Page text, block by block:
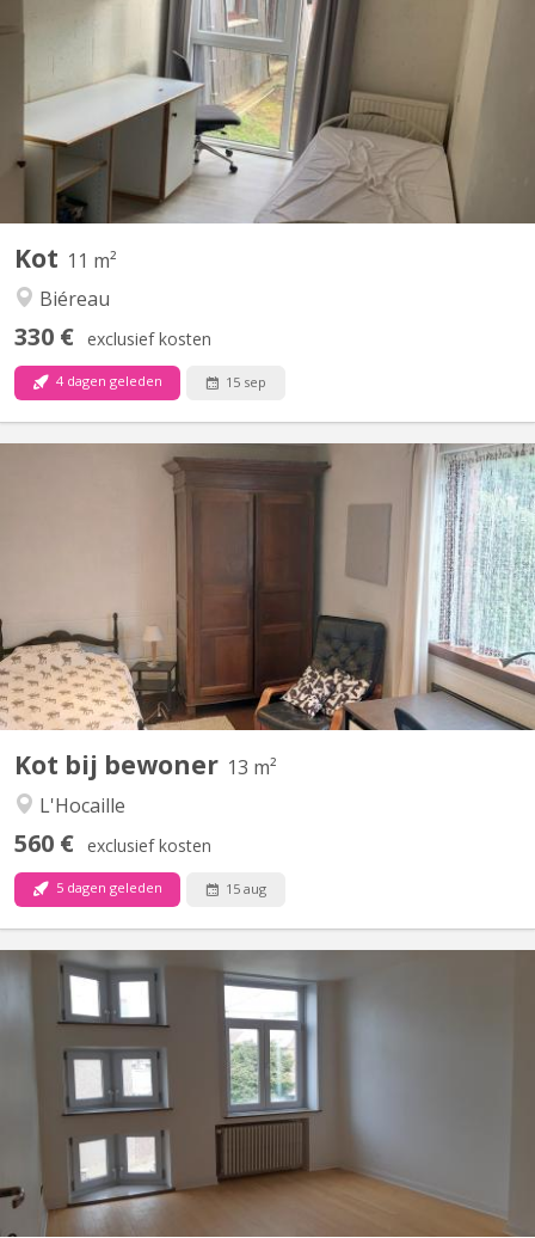
Kot 11 m²
Biéreau
330 € exclusief kosten
4 dagen geleden 15 sep
Chambre de 11m2, meublée, équipée d’un évier. Résidence
disposant d’un parking et d’un cadre verdoyant. Loyer €450 /
mois : toutes charges comprises Garantie locative €700 Taxe de
séjour lln : €325 / an Commun de 8 chambres au rez-de-
chaussée-de-chaussée, comprenant 1 salle de douche, 2 WC, 1...
Kot bij bewoner 13 m²
L'Hocaille
560 € exclusief kosten
5 dagen geleden 15 aug
KV 511
Une chambre de 13 m² au rez-de-chaussée d’une maison privée
comprenant deux chambres d’étudiant. La salle de bain (douche)
et le coin cuisine sont partagés entre les deux étudiants. Dans un
quartier calme et vert à la limite entre Louvain-la-Neuve et
Ottignies (quartier du Blocry). Il reste une...
Uniquement pour étudiants : 3 chambres à louer dans grande
maison de 6 chambres, située à NIVELLES près de la Haute école
HE2B. Chaque chambre dispose d'un lavabo et la maison est
composée de 2 salles de bain et 1 salle de douche, d'une grande
cuisine et un grand living communs. La maison est...